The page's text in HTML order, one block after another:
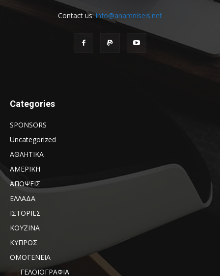
Contact us:info@anamniseis.net
Categories
SPONSORS
Uncategorized
ΑΘΛΗΤΙΚΑ
ΑΜΕΡΙΚΗ
ΑΠΟΨΕΙΣ
ΕΛΛΑΔΑ
ΙΣΤΟΡΙΕΣ
ΚΟΥΖΙΝΑ
ΚΥΠΡΟΣ
ΟΜΟΓΕΝΕΙΑ
ΓΕΛΟΙΟΓΡΑΦΙΑ